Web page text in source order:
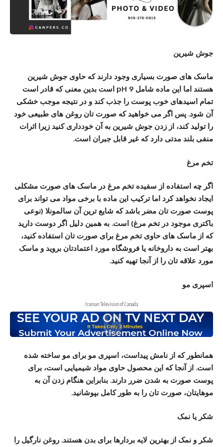
جوش شیرین
ماسک های صورت بسیاری وجود دارند که حاوی جوش شیرین
هستند اما این ماده شامل pH 9 است بدین معنی که قادر است
تمام اسیدهای خوب پوست را جذب کند و در نتیجه موجب خشکی
آن شود. پس اگر می خواهید که صورت تان روغن های طبیعی خود
را تولید کند، از زدن جوش شیرین به آن خودداری کنید زیرا اثرات
منفی بلند مدتی دارد که غیر قابل جبران است.
تخم مرغ
اگر چه استفاده از سفیده تخم مرغ در ماسک های صورت مشکلی
ایجاد نخواهد کرد اما ترکیب این ماده با برخی مواد می تواند برای
پوست صورت تان مضر باشد که شایع ترین آن سالمونلا (نوعی
باکتری موجود در تخم مرغ) است. به همین دلیل اگر دوست دارید
که از ماسک های حاوی تخم مرغ برای صورت تان استفاده کنید،
بهتر است به داروخانه یا فروشگاه مورد اعتمادتان بروید و ماسک
مورد علاقه تان را از آنجا تهیه کنید.
اسپری مو
Iranian Television of Canada
همانطور که از نامش پیداست، اسپری مو برای مو ساخته شده
است. از آنجا که این محصول حاوی مواد شیمیایی است، برای
پوست صورت به شدن ضرر دارند. بنابراین هنگام زدن آن به
موهایتان، صورت تان را به طور کامل بپوشانید.
شکر یا نمک
شکر و نمک از بهترین لایه بردارها برای بدن هستند. روغن نارگیل را